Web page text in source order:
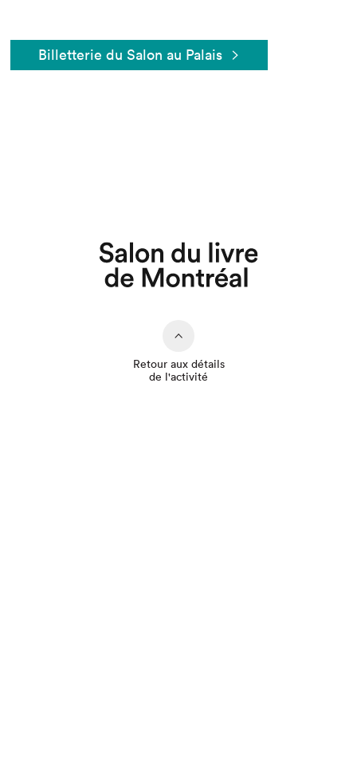
Billetterie du Salon au Palais
Retour aux détails
de l'activité